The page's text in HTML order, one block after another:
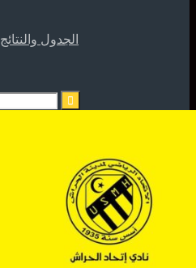
Calendrier et Résultats – الجدول والنتائج